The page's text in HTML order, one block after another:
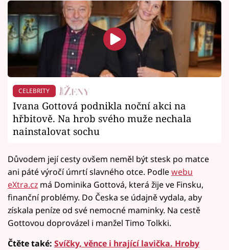
CELEBRITY
Ivana Gottová podnikla noční akci na
hřbitově. Na hrob svého muže nechala
nainstalovat sochu
Důvodem její cesty ovšem neměl být stesk po matce
ani páté výročí úmrtí slavného otce. Podlewebu
eXtra.cz má Dominika Gottová, která žije ve Finsku,
finanční problémy. Do Česka se údajně vydala, aby
získala peníze od své nemocné maminky. Na cestě
Gottovou doprovázel i manžel Timo Tolkki.
Čtěte také: Svíčky, věnce i hrající lavička. Hroby